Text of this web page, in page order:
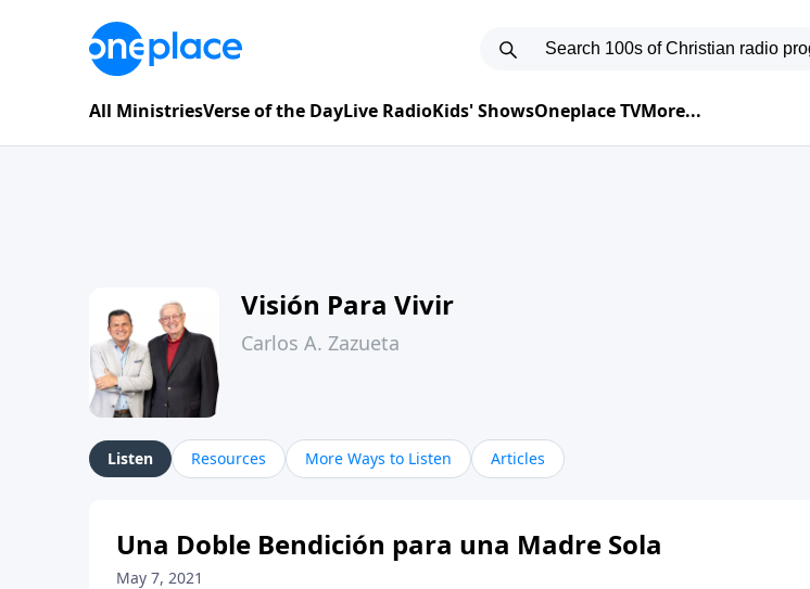
All MinistriesVerse of the DayLive RadioKids' ShowsOneplace TVMore...
Visión Para Vivir
Carlos A. Zazueta
Listen Resources More Ways to Listen Articles
Una Doble Bendición para una Madre Sola
May 7, 2021